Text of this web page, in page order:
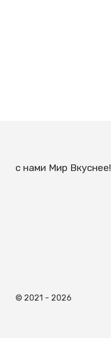
c нами Мир Вкуснее!
© 2021 - 2026